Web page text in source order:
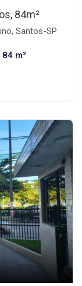
84m²
Santos-SP
84 m²